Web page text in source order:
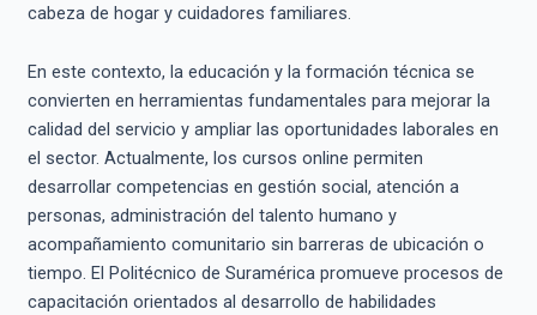
cabeza de hogar y cuidadores familiares.
En este contexto, la educación y la formación técnica se
convierten en herramientas fundamentales para mejorar la
calidad del servicio y ampliar las oportunidades laborales en
el sector. Actualmente, los cursos online permiten
desarrollar competencias en gestión social, atención a
personas, administración del talento humano y
acompañamiento comunitario sin barreras de ubicación o
tiempo. El Politécnico de Suramérica promueve procesos de
capacitación orientados al desarrollo de habilidades